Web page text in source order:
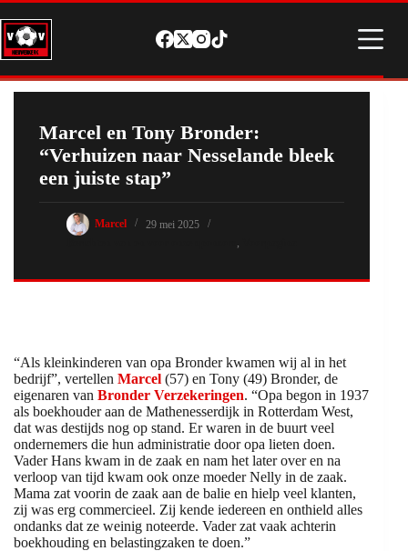
Ga
naar
de
inhoud
Marcel en Tony Bronder:
“Verhuizen naar Nesselande bleek
een juiste stap”
Marcel
29 mei 2025
,
“Als kleinkinderen van opa Bronder kwamen wij al in het
bedrijf”, vertellen Marcel (57) en Tony (49) Bronder, de
eigenaren van Bronder Verzekeringen. “Opa begon in 1937
als boekhouder aan de Mathenesserdijk in Rotterdam West,
dat was destijds nog op stand. Er waren in de buurt veel
ondernemers die hun administratie door opa lieten doen.
Vader Hans kwam in de zaak en nam het later over en na
verloop van tijd kwam ook onze moeder Nelly in de zaak.
Mama zat voorin de zaak aan de balie en hielp veel klanten,
zij was erg commercieel. Zij kende iedereen en onthield alles
ondanks dat ze weinig noteerde. Vader zat vaak achterin
boekhouding en belastingzaken te doen.”